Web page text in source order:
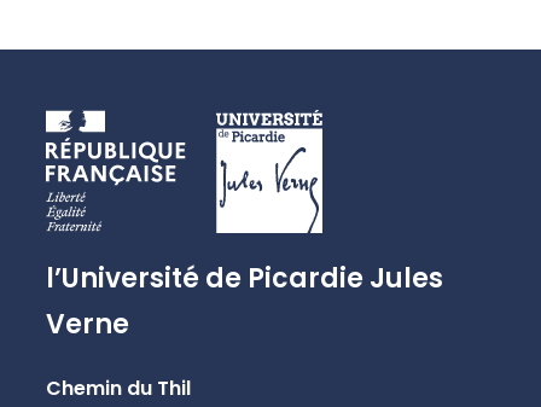
l’Université de Picardie Jules
Verne
Chemin du Thil